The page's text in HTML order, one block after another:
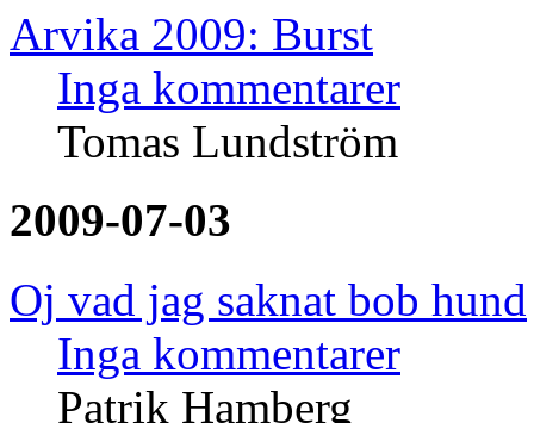
Arvika 2009: Burst
Inga kommentarer
Tomas Lundström
2009-07-03
Oj vad jag saknat bob hund
Inga kommentarer
Patrik Hamberg